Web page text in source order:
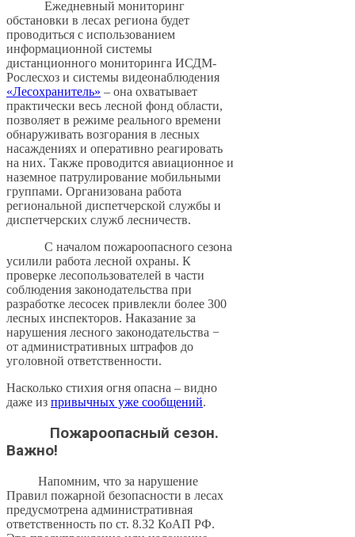
Ежедневный мониторинг
обстановки в лесах региона будет
проводиться с использованием
информационной системы
дистанционного мониторинга ИСДМ-
Рослесхоз и системы видеонаблюдения
«Лесохранитель» – она охватывает
практически весь лесной фонд области,
позволяет в режиме реального времени
обнаруживать возгорания в лесных
насаждениях и оперативно реагировать
на них. Также проводится авиационное и
наземное патрулирование мобильными
группами. Организована работа
региональной диспетчерской службы и
диспетчерских служб лесничеств.
С началом пожароопасного сезона
усилили работа лесной охраны. К
проверке лесопользователей в части
соблюдения законодательства при
разработке лесосек привлекли более 300
лесных инспекторов. Наказание за
нарушения лесного законодательства −
от административных штрафов до
уголовной ответственности.
Насколько стихия огня опасна – видно
даже из привычных уже сообщений.
Пожароопасный сезон.
Важно!
Напомним, что за нарушение
Правил пожарной безопасности в лесах
предусмотрена административная
ответственность по ст. 8.32 КоАП РФ.